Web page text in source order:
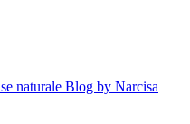
naturale Blog by Narcisa